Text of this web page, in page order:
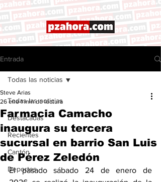
Entrada
Todas las noticias
Destacadas
Recientes
Cantón
Deportes
Todas las noticias
Farmacia Camacho
inaugura su tercera
sucursal en barrio San Luis
de Pérez Zeledón
Steve Arias
26 ene 1 min de lectura
El pasado sábado 24 de enero de